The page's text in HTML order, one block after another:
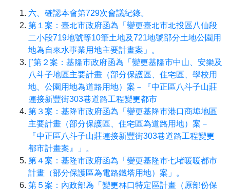
六、確認本會第729次會議紀錄。
第１案：臺北市政府函為「變更臺北市北投區八仙段
二小段719地號等10筆土地及721地號部分土地公園用
地為自來水事業用地主要計畫案」。
["第２案：基隆市政府函為「變更基隆市中山、安樂及
八斗子地區主要計畫（部分保護區、住宅區、學校用
地、公園用地為道路用地）案－『中正區八斗子山莊
連接新豐街303巷道路工程變更都市
第３案：基隆市政府函為「變更基隆市港口商埠地區
主要計畫（部分保護區、住宅區為道路用地）案－
『中正區八斗子山莊連接新豐街303巷道路工程變更
都市計畫案』」。
第４案：基隆市政府函為「變更基隆市七堵暖暖都市
計畫（部分保護區為電路鐵塔用地）案」。
第５案：內政部為「變更林口特定區計畫（原部份保